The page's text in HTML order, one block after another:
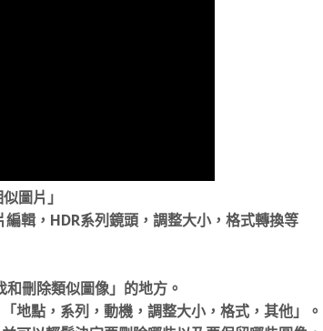
圖片」
輯，HDR系列鏡頭，調整大小，格式轉換等
刪除類似圖像」的地方。
地點，系列，動機，調整大小，格式，其他」。